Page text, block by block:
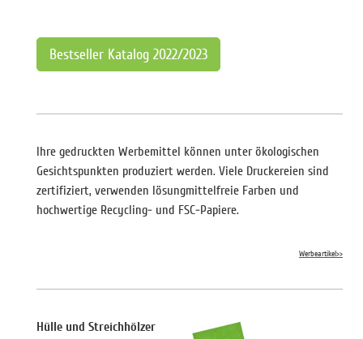
Bestseller Katalog 2022/2023
Ihre gedruckten Werbemittel können unter ökologischen
Gesichtspunkten produziert werden. Viele Druckereien sind
zertifiziert, verwenden lösungmittelfreie Farben und
hochwertige Recycling- und FSC-Papiere.
Werbeartikel>>
Hülle und Streichhölzer